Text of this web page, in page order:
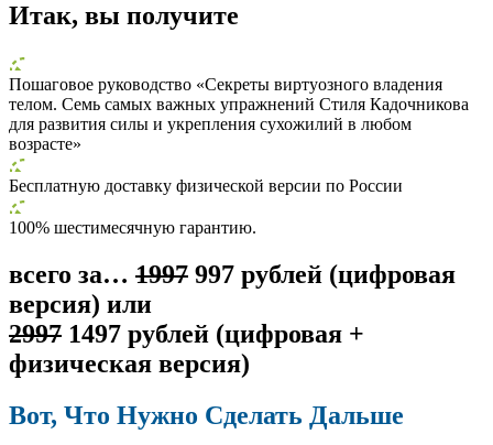
Итак, вы получите
Пошаговое руководство «Секреты виртуозного владения
телом. Семь самых важных упражнений Стиля Кадочникова
для развития силы и укрепления сухожилий в любом
возрасте»
Бесплатную доставку физической версии по России
100% шестимесячную гарантию.
всего за… 1997 997 рублей (цифровая
версия) или
2997 1497 рублей (цифровая +
физическая версия)
Вот, Что Нужно Сделать Дальше